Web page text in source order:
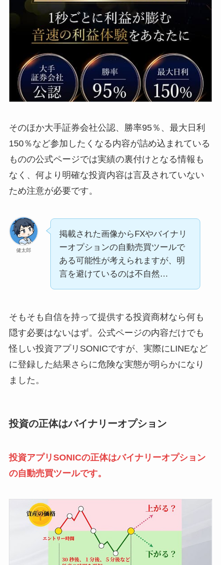
そのほか大手証券会社公認、勝率95％、最大日利
150％など参加したくなる内容が詰め込まれている
ものの公式ページでは実績の裏付けとなる情報も
なく、何より明確な投資内容は言及されていない
ため注意が必要です。
健太郎
掲載された画像からFXやバイナリ
ーオプションの自動売買ツールで
ある可能性が考えられますが、明
言を避けているのは不自然…
そもそも自信を持って提供する投資商材なら何も
隠す必要はないはず。公式ページの内容だけでも
怪しい投資アプリSONICですが、実際にLINEなど
に登録した結果さらに危険な実態が明らかになり
ました。
投資の正体はバイナリーオプション
投資アプリSONICの正体はバイナリーオプション
の自動売買ツールです。